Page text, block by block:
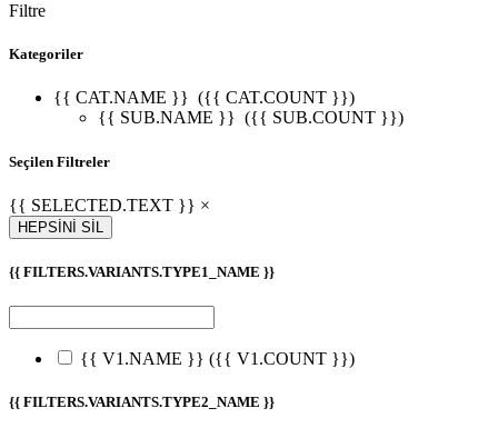
Filtre
Kategoriler
{{ CAT.NAME }} ({{ CAT.COUNT }})
{{ SUB.NAME }} ({{ SUB.COUNT }})
Seçilen Filtreler
{{ SELECTED.TEXT }} ×
HEPSİNİ SİL
{{ FILTERS.VARIANTS.TYPE1_NAME }}
{{ V1.NAME }} ({{ V1.COUNT }})
{{ FILTERS.VARIANTS.TYPE2_NAME }}